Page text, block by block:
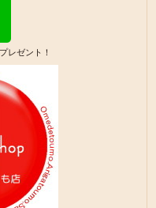
レゼント！